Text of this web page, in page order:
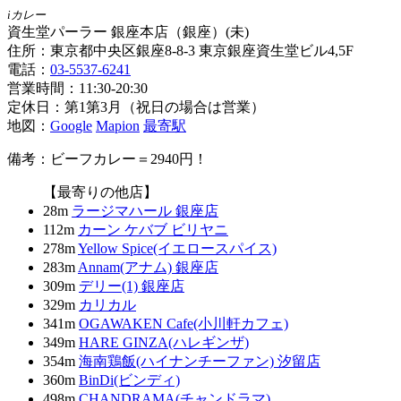
iカレー
資生堂パーラー 銀座本店（銀座）(未)
住所：東京都中央区銀座8-8-3 東京銀座資生堂ビル4,5F
電話： 03-5537-6241
営業時間：11:30-20:30
定休日：第1第3月（祝日の場合は営業）
地図： Google Mapion 最寄駅
備考：ビーフカレー＝2940円！
【最寄りの他店】
28m ラージマハール 銀座店
112m カーン ケバブ ビリヤニ
278mYellow Spice(イエロースパイス)
283m Annam(アナム) 銀座店
309m デリー(1) 銀座店
329m カリカル
341m OGAWAKEN Cafe(小川軒カフェ)
349m HARE GINZA(ハレギンザ)
354m 海南鶏飯(ハイナンチーファン) 汐留店
360m BinDi(ビンディ)